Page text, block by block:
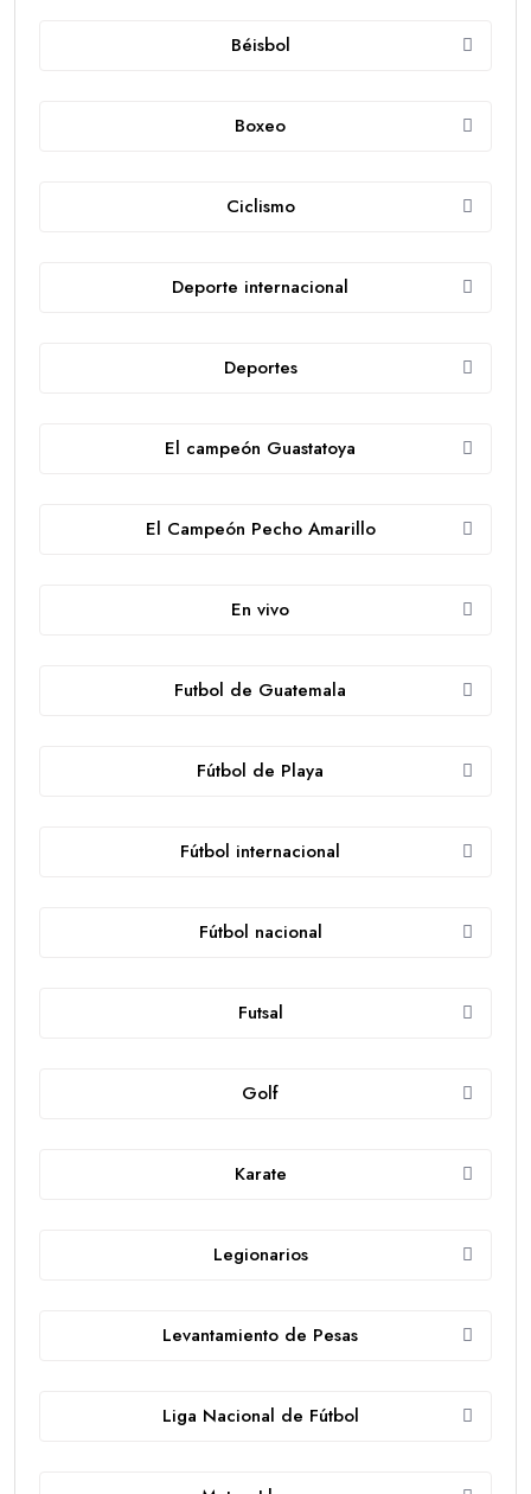
Béisbol
Boxeo
Ciclismo
Deporte internacional
Deportes
El campeón Guastatoya
El Campeón Pecho Amarillo
En vivo
Futbol de Guatemala
Fútbol de Playa
Fútbol internacional
Fútbol nacional
Futsal
Golf
Karate
Legionarios
Levantamiento de Pesas
Liga Nacional de Fútbol